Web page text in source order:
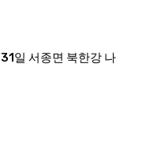
일 서종면 북한강 나